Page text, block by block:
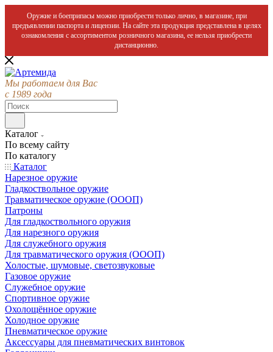
Оружие и боеприпасы можно приобрести только лично, в магазине, при
предъявлении паспорта и лицензии. На сайте эта продукция представлена в целях
ознакомления с ассортиментом розничного магазина, ее нельзя приобрести
дистанционно.
Мы работаем для Вас
с 1989 года
Каталог
По всему сайту
По каталогу
Каталог
Нарезное оружие
Гладкоствольное оружие
Травматическое оружие (ОООП)
Патроны
Для гладкоствольного оружия
Для нарезного оружия
Для служебного оружия
Для травматического оружия (ОООП)
Холостые, шумовые, светозвуковые
Газовое оружие
Служебное оружие
Спортивное оружие
Охолощённое оружие
Холодное оружие
Пневматическое оружие
Аксессуары для пневматических винтовок